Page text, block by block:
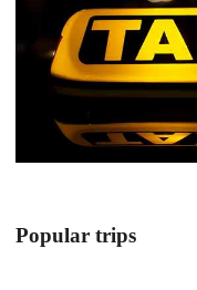
Popular trips